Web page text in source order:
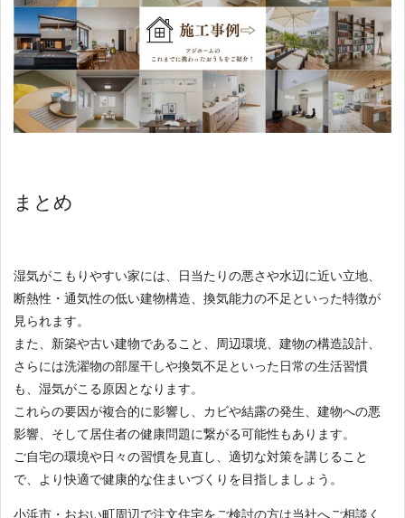
まとめ
湿気がこもりやすい家には、日当たりの悪さや水辺に近い立地、
断熱性・通気性の低い建物構造、換気能力の不足といった特徴が
見られます。
また、新築や古い建物であること、周辺環境、建物の構造設計、
さらには洗濯物の部屋干しや換気不足といった日常の生活習慣
も、湿気がこる原因となります。
これらの要因が複合的に影響し、カビや結露の発生、建物への悪
影響、そして居住者の健康問題に繋がる可能性もあります。
ご自宅の環境や日々の習慣を見直し、適切な対策を講じること
で、より快適で健康的な住まいづくりを目指しましょう。
小浜市・おおい町周辺で注文住宅をご検討の方は当社へご相談く